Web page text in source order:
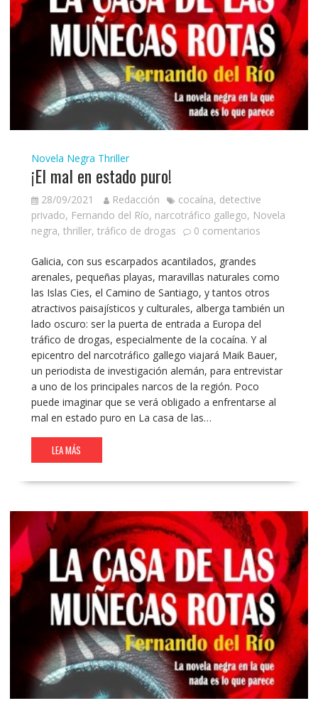
Novela Negra Thriller
¡El mal en estado puro!
28/09/2021 Redacción cocaína, detective
privado, Fernando del Río, narcotráfico gallego, Novela
negra, thriller, tráfico de drogas 0 comentarios
Galicia, con sus escarpados acantilados, grandes
arenales, pequeñas playas, maravillas naturales como
las Islas Cies, el Camino de Santiago, y tantos otros
atractivos paisajísticos y culturales, alberga también un
lado oscuro: ser la puerta de entrada a Europa del
tráfico de drogas, especialmente de la cocaína. Y al
epicentro del narcotráfico gallego viajará Maik Bauer,
un periodista de investigación alemán, para entrevistar
a uno de los principales narcos de la región. Poco
puede imaginar que se verá obligado a enfrentarse al
mal en estado puro en La casa de las…
LEA MÁS